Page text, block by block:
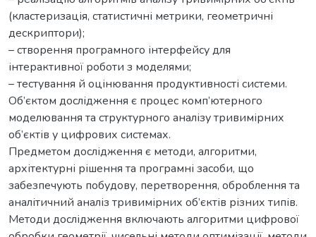
(кластеризація, статистичні метрики, геометричні
дескриптори);
– створення програмного інтерфейсу для
інтерактивної роботи з моделями;
– тестування й оцінювання продуктивності системи.
Об’єктом дослідження є процес комп’ютерного
моделювання та структурного аналізу тривимірних
об’єктів у цифрових системах.
Предметом дослідження є методи, алгоритми,
архітектурні рішення та програмні засоби, що
забезпечують побудову, перетворення, оброблення та
аналітичний аналіз тривимірних об’єктів різних типів.
Методи дослідження включають алгоритми цифрової